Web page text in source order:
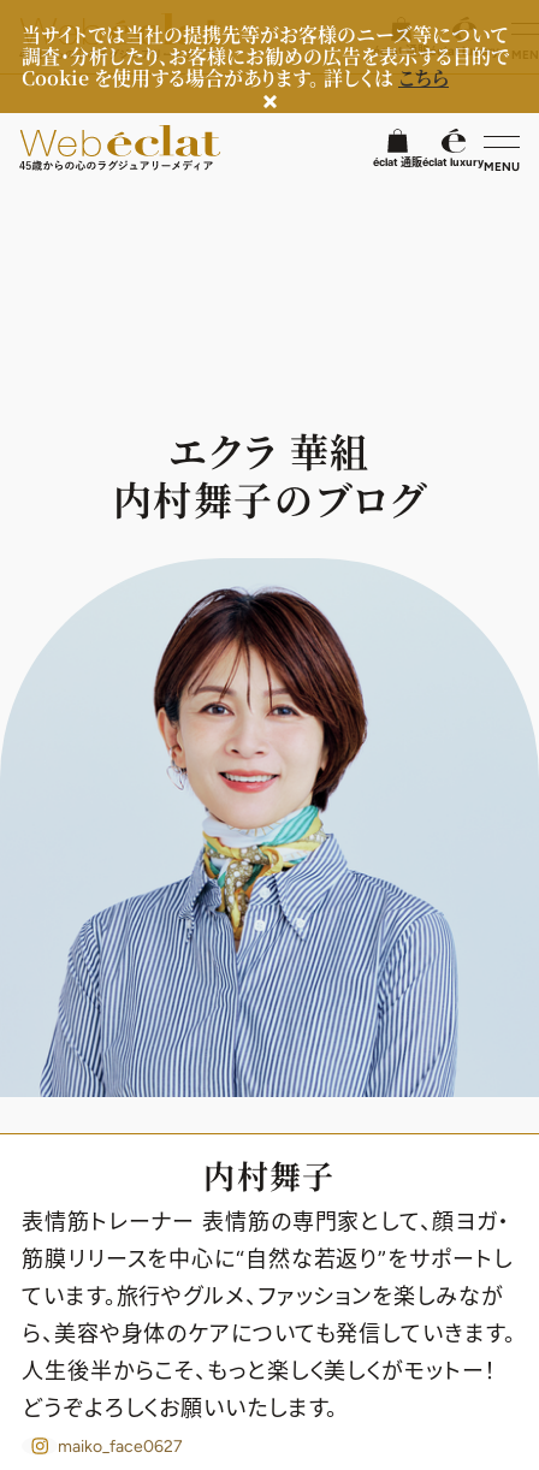
当サイトでは当社の提携先等がお客様のニーズ等について
調査・分析したり、お客様にお勧めの広告を表示する目的で
Cookie を使用する場合があります。 詳しくはこちら
éclat 通販éclat luxuryMENU検
50代なに着てる？
ファッション特集
50代ベストコスメ
ヘルスケアTOPICS
ストレッチ・エクササイズ
ダイエット
50代健康のお悩み
ライフスタイル
住まい
旅行＆グルメ
50代のお悩み
エクラ 華組メンバー一覧
エクラ 華組ランキング
チームJマダム
チームJマダムメンバー一覧
チームJマダムランキング
チームJマダム特集
編集長コラム
あら、素敵☆ 手帖
占い
イヴルルド遙華の12星座占い
試し読み
エクラプレミアムNEWS
通販ランキング
デジタルカタログ
エクラプレミアム通販
インフォメーション
プレゼント
MAGAZINE
éclat 通販éclat luxury
エクラ 華組
内村舞子のブログ
内村舞子
表情筋トレーナー 表情筋の専門家として、顔ヨガ・
筋膜リリースを中心に“自然な若返り”をサポートし
ています。旅行やグルメ、ファッションを楽しみなが
ら、美容や身体のケアについても発信していきます。
人生後半からこそ、もっと楽しく美しくがモットー！
どうぞよろしくお願いいたします。
maiko_face0627